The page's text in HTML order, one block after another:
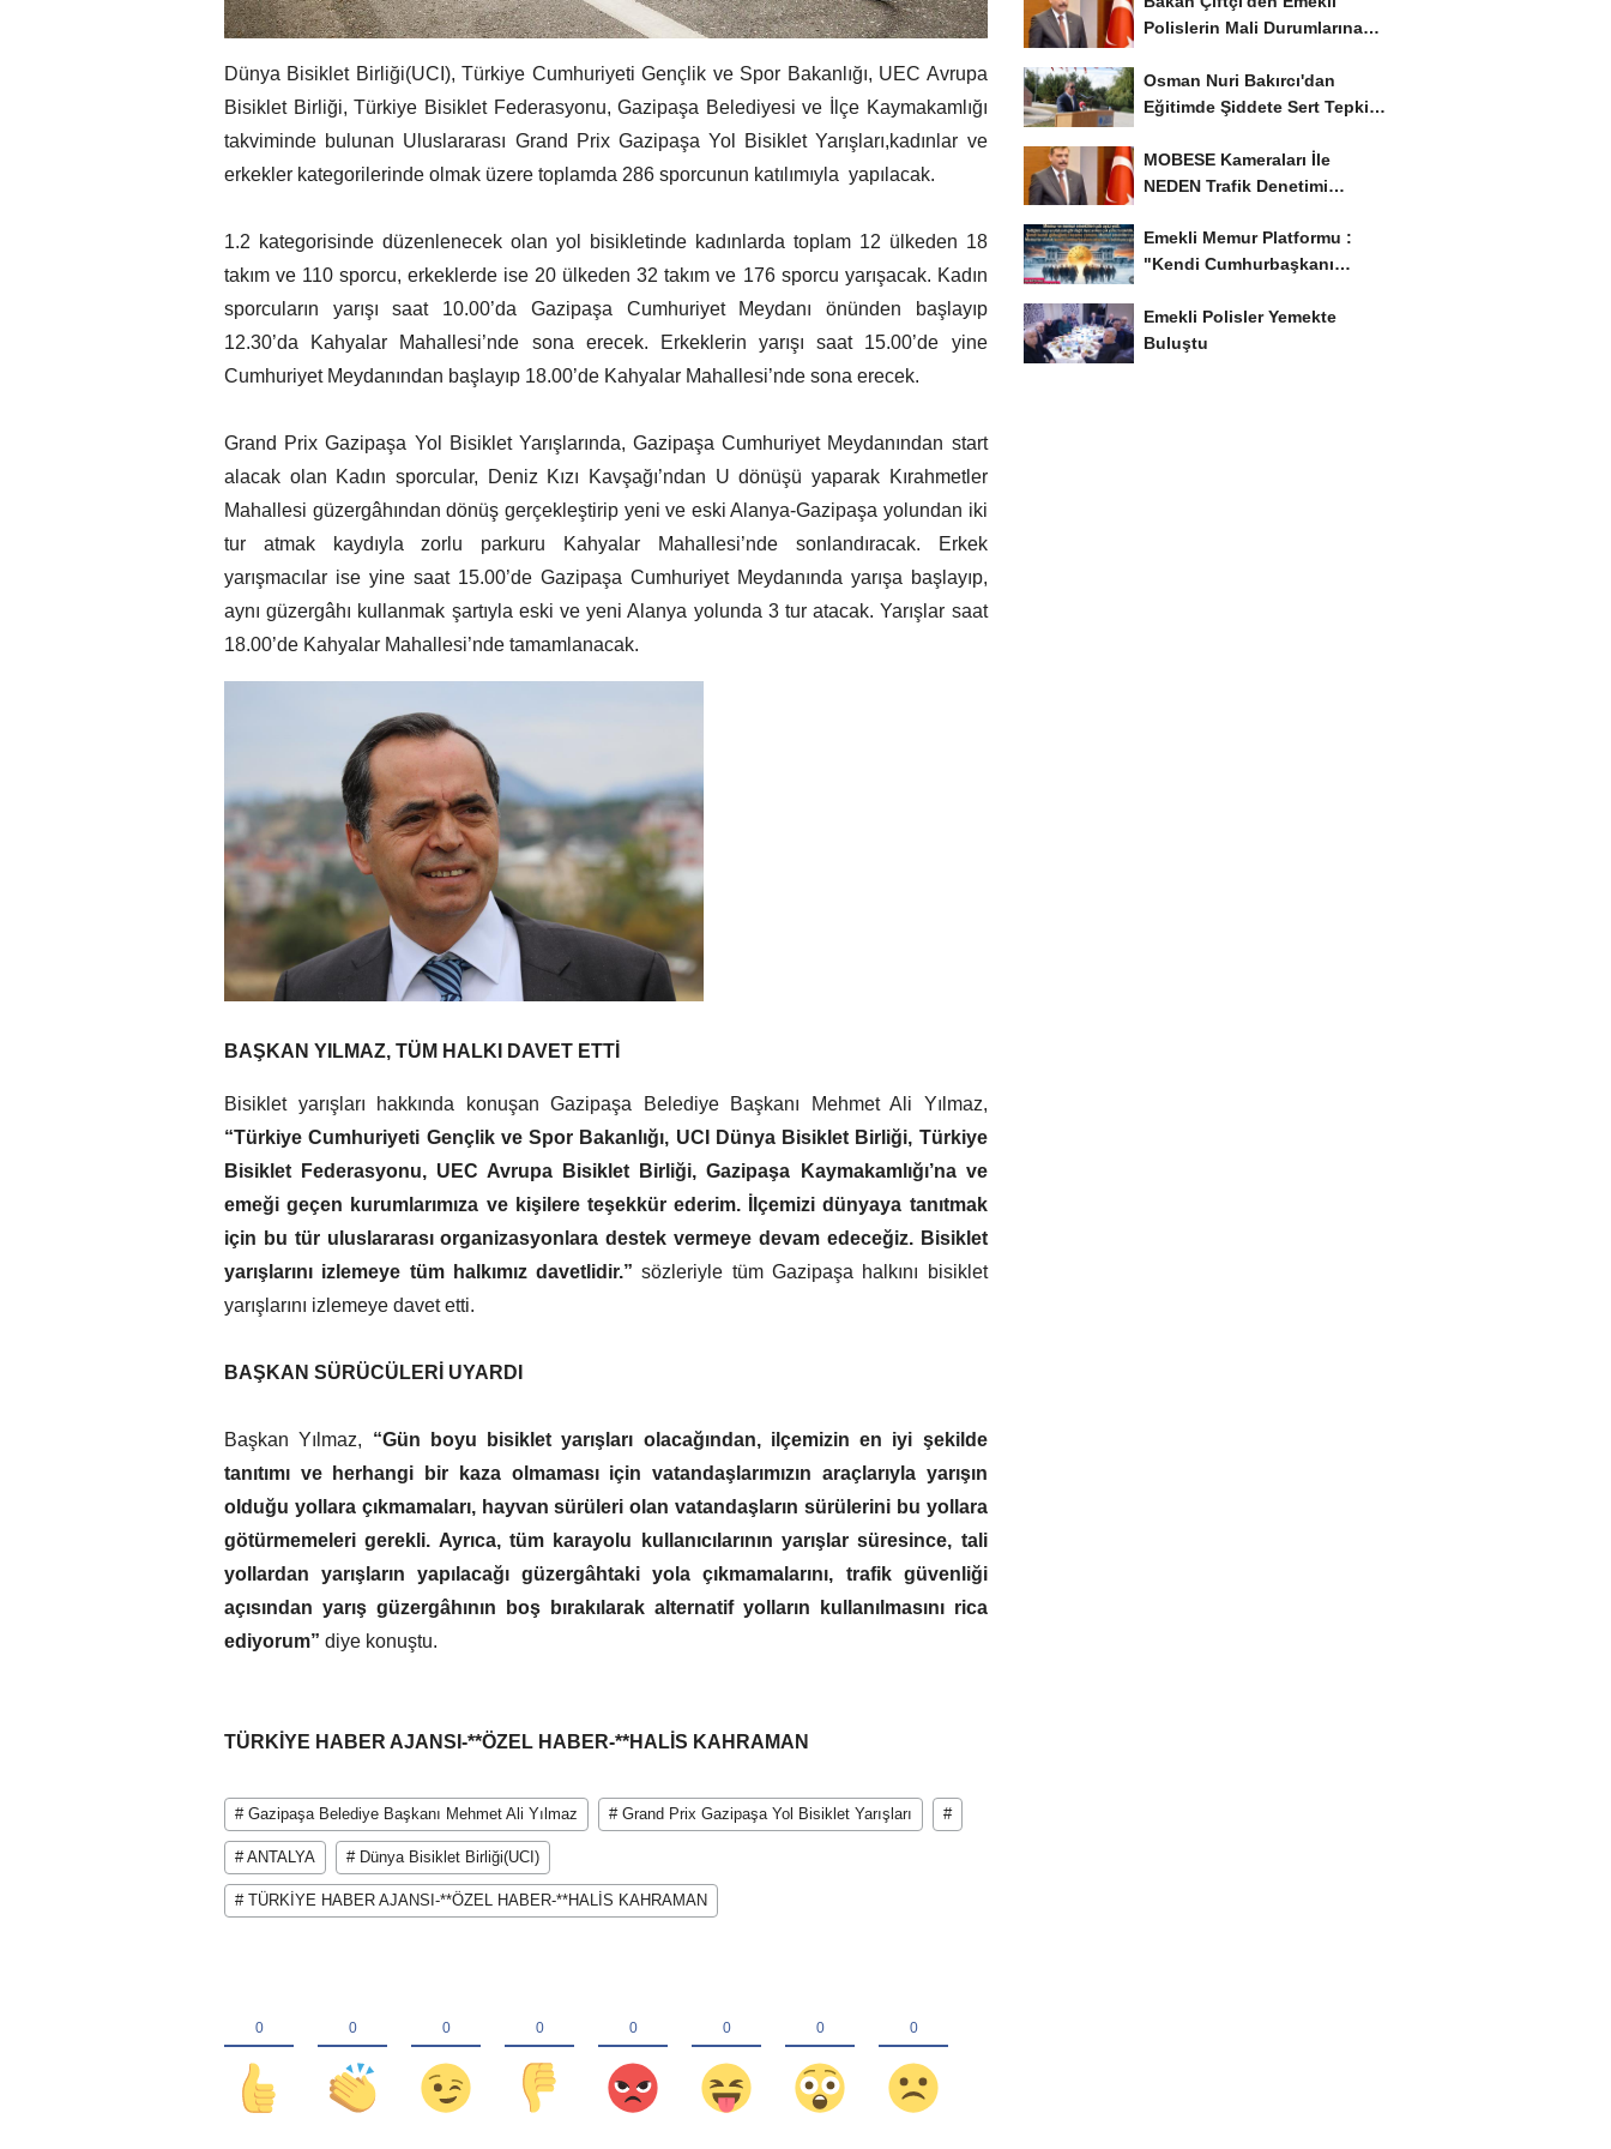
Dünya Bisiklet Birliği(UCI), Türkiye Cumhuriyeti Gençlik ve Spor Bakanlığı, UEC Avrupa
Bisiklet Birliği, Türkiye Bisiklet Federasyonu, Gazipaşa Belediyesi ve İlçe Kaymakamlığı
takviminde bulunan Uluslararası Grand Prix Gazipaşa Yol Bisiklet Yarışları,kadınlar ve
erkekler kategorilerinde olmak üzere toplamda 286 sporcunun katılımıyla yapılacak.
1.2 kategorisinde düzenlenecek olan yol bisikletinde kadınlarda toplam 12 ülkeden 18
takım ve 110 sporcu, erkeklerde ise 20 ülkeden 32 takım ve 176 sporcu yarışacak. Kadın
sporcuların yarışı saat 10.00’da Gazipaşa Cumhuriyet Meydanı önünden başlayıp
12.30’da Kahyalar Mahallesi’nde sona erecek. Erkeklerin yarışı saat 15.00’de yine
Cumhuriyet Meydanından başlayıp 18.00’de Kahyalar Mahallesi’nde sona erecek.
Grand Prix Gazipaşa Yol Bisiklet Yarışlarında, Gazipaşa Cumhuriyet Meydanından start
alacak olan Kadın sporcular, Deniz Kızı Kavşağı’ndan U dönüşü yaparak Kırahmetler
Mahallesi güzergâhından dönüş gerçekleştirip yeni ve eski Alanya-Gazipaşa yolundan iki
tur atmak kaydıyla zorlu parkuru Kahyalar Mahallesi’nde sonlandıracak. Erkek
yarışmacılar ise yine saat 15.00’de Gazipaşa Cumhuriyet Meydanında yarışa başlayıp,
aynı güzergâhı kullanmak şartıyla eski ve yeni Alanya yolunda 3 tur atacak. Yarışlar saat
18.00’de Kahyalar Mahallesi’nde tamamlanacak.
BAŞKAN YILMAZ, TÜM HALKI DAVET ETTİ
Bisiklet yarışları hakkında konuşan Gazipaşa Belediye Başkanı Mehmet Ali Yılmaz,
“Türkiye Cumhuriyeti Gençlik ve Spor Bakanlığı, UCI Dünya Bisiklet Birliği, Türkiye
Bisiklet Federasyonu, UEC Avrupa Bisiklet Birliği, Gazipaşa Kaymakamlığı’na ve
emeği geçen kurumlarımıza ve kişilere teşekkür ederim. İlçemizi dünyaya tanıtmak
için bu tür uluslararası organizasyonlara destek vermeye devam edeceğiz. Bisiklet
yarışlarını izlemeye tüm halkımız davetlidir.”sözleriyle tüm Gazipaşa halkını bisiklet
yarışlarını izlemeye davet etti.
BAŞKAN SÜRÜCÜLERİ UYARDI
Başkan Yılmaz, “Gün boyu bisiklet yarışları olacağından, ilçemizin en iyi şekilde
tanıtımı ve herhangi bir kaza olmaması için vatandaşlarımızın araçlarıyla yarışın
olduğu yollara çıkmamaları, hayvan sürüleri olan vatandaşların sürülerini bu yollara
götürmemeleri gerekli. Ayrıca, tüm karayolu kullanıcılarının yarışlar süresince, tali
yollardan yarışların yapılacağı güzergâhtaki yola çıkmamalarını, trafik güvenliği
açısından yarış güzergâhının boş bırakılarak alternatif yolların kullanılmasını rica
ediyorum” diye konuştu.
TÜRKİYE HABER AJANSI-**ÖZEL HABER-**HALİS KAHRAMAN
# Gazipaşa Belediye Başkanı Mehmet Ali Yılmaz # Grand Prix Gazipaşa Yol Bisiklet Yarışları #
# ANTALYA # Dünya Bisiklet Birliği(UCI)
# TÜRKİYE HABER AJANSI-**ÖZEL HABER-**HALİS KAHRAMAN
Polislerin Mali Durumlarına
Osman Nuri Bakırcı'dan
Eğitimde Şiddete Sert Tepki:
MOBESE Kameraları İle
NEDEN Trafik Denetimi
Emekli Memur Platformu :
"Kendi Cumhurbaşkanı
Emekli Polisler Yemekte
Buluştu